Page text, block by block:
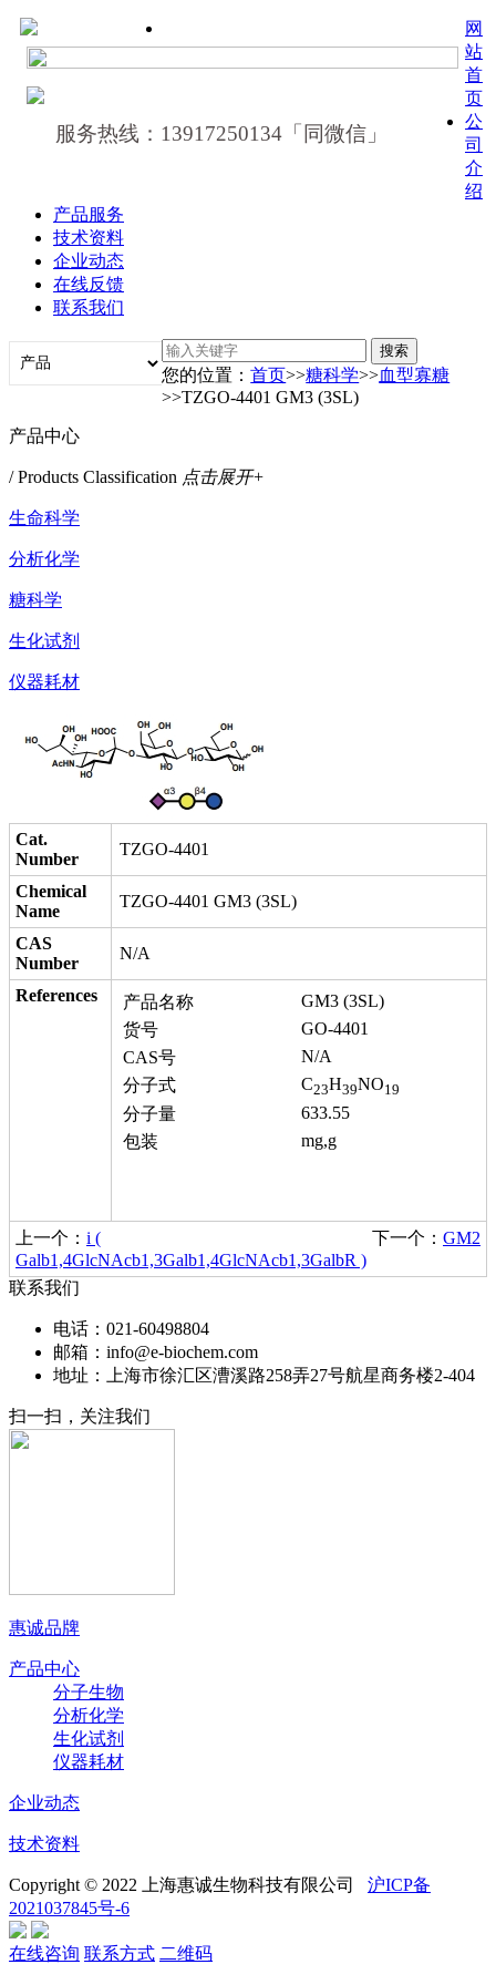
服务热线：13917250134「同微信」
网
站
首
页
公
司
介
绍
产品服务
技术资料
企业动态
在线反馈
联系我们
您的位置：首页>>糖科学>>血型寡糖
>>TZGO-4401 GM3 (3SL)
产品中心
/ Products Classification 点击展开+
生命科学
分析化学
糖科学
生化试剂
仪器耗材
Cat.
Number
TZGO-4401
Chemical
Name
TZGO-4401 GM3 (3SL)
CAS
Number
N/A
References 产品名称
GM3 (3SL)
货号
GO-4401
CAS号
N/A
分子式
C23H39NO19
分子量
633.55
包装
mg,g
下一个： GM2
上一个： i (
Galb1,4GlcNAcb1,3Galb1,4GlcNAcb1,3GalbR )
联系我们
电话：021-60498804
邮箱：info@e-biochem.com
地址：上海市徐汇区漕溪路258弄27号航星商务楼2-404
扫一扫，关注我们
惠诚品牌
产品中心
分子生物
分析化学
生化试剂
仪器耗材
企业动态
技术资料
Copyright © 2022 上海惠诚生物科技有限公司 沪ICP备
2021037845号-6
在线咨询 联系方式 二维码